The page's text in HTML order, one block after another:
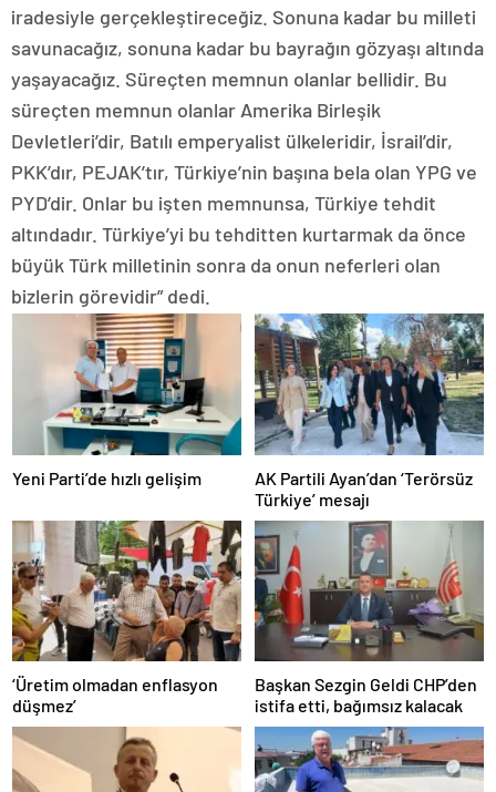
iradesiyle gerçekleştireceğiz. Sonuna kadar bu milleti
savunacağız, sonuna kadar bu bayrağın gözyaşı altında
yaşayacağız. Süreçten memnun olanlar bellidir. Bu
süreçten memnun olanlar Amerika Birleşik
Devletleri’dir, Batılı emperyalist ülkeleridir, İsrail’dir,
PKK’dır, PEJAK’tır, Türkiye’nin başına bela olan YPG ve
PYD’dir. Onlar bu işten memnunsa, Türkiye tehdit
altındadır. Türkiye’yi bu tehditten kurtarmak da önce
büyük Türk milletinin sonra da onun neferleri olan
bizlerin görevidir” dedi.
Yeni Parti’de hızlı gelişim
AK Partili Ayan’dan ‘Terörsüz
Türkiye’ mesajı
‘Üretim olmadan enflasyon
düşmez’
Başkan Sezgin Geldi CHP’den
istifa etti, bağımsız kalacak